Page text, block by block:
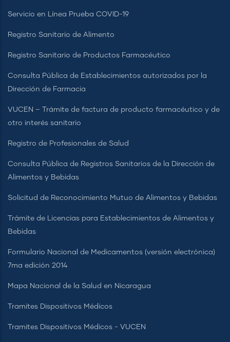
Servicio en Línea Prueba COVID-19
Registro Sanitario de Alimento
Registro Sanitario de Productos Farmacéutico
Consulta Pública de Establecimientos autorizados por la
Dirección de Farmacia
VUCEN – Trámite de factura de producto farmacéutico y de
otro interés sanitario
Registro de Profesionales de Salud
Consulta Pública de Registros Sanitarios de la Dirección de
Alimentos y Bebidas
Solicitud de Reconocimiento Mutuo de Alimentos y Bebidas
Trámite de Licencias para Establecimientos de Alimentos y
Bebidas
Formulario Nacional de Medicamentos (versión electrónica)
7ma edición 2014
Mapa Nacional de la Salud en Nicaragua
Tramites Dispositivos Médicos
Tramites Dispositivos Médicos - VUCEN